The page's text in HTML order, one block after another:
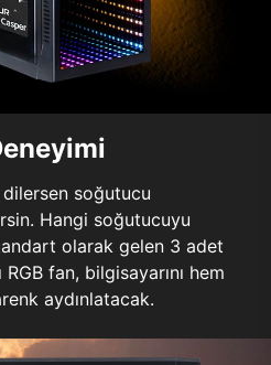
dilersen soğutucu
Hangi soğutucuyu
olarak gelen 3 adet
fan, bilgisayarını hem
aydınlatacak.